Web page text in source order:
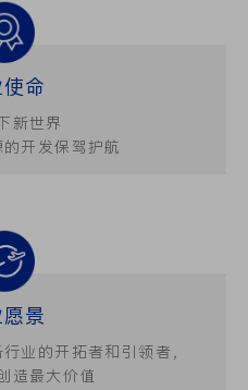
命
新世界
开发保驾护航
景
业的开拓者和引领者，
造最大价值